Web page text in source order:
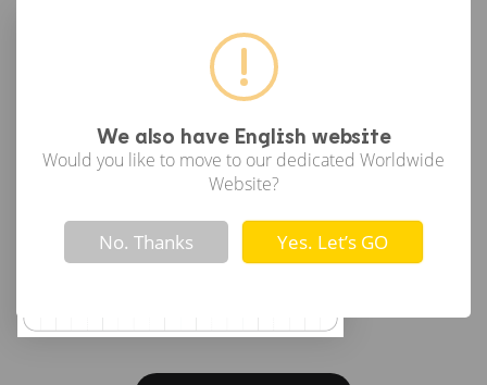
We also have English website
Would you like to move to our dedicated Worldwide
Website?
! Not valid!
No. Thanks Yes. Let’s GO
เข้าสู่ระบบด้วย Google
or
รหัสผ่าน